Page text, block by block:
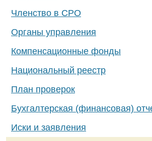
Членство в СРО
Органы управления
Компенсационные фонды
Национальный реестр
План проверок
Бухгалтерская (финансовая)
Иски и заявления